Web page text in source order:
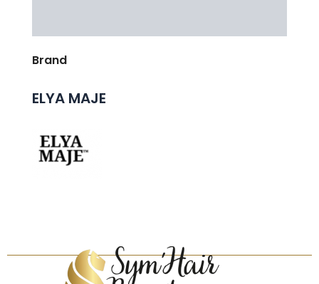
Brand
ELYA MAJE